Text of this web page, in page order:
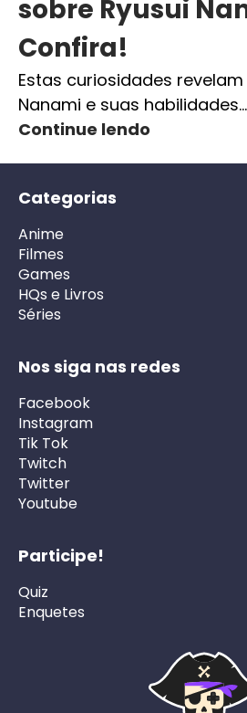
sobre Ryusui
Confira!
Estas curiosidades
Nanami e suas habilidades…
Continue lendo
Categorias
Anime
Filmes
Games
HQs e Livros
Séries
Nos siga nas redes
Facebook
Instagram
Tik Tok
Twitch
Twitter
Youtube
Participe!
Quiz
Enquetes